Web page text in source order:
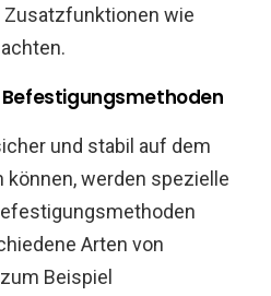
wie
und stabil auf dem
können, werden spezielle
Arten von
Beispiel